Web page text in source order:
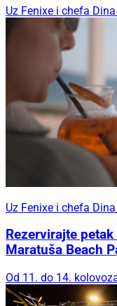
Uz Fenixe i chefa
Uz Fenixe i chefa
Rezervirajte
Maratuša Beach
Od 11. do 14.